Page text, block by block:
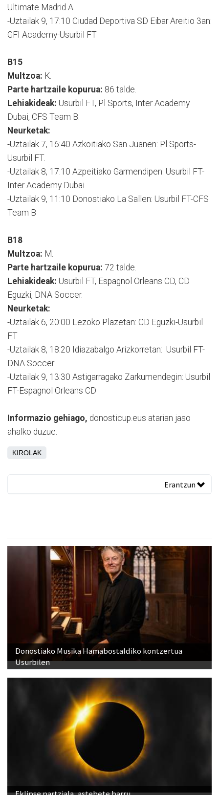
Ultimate Madrid A
-Uztailak 9, 17:10 Ciudad Deportiva SD Eibar Areitio 3an:
GFI Academy-Usurbil FT
B15
Multzoa: K.
Parte hartzaile kopurua: 86 talde.
Lehiakideak: Usurbil FT, Pl Sports, Inter Academy
Dubai, CFS Team B.
Neurketak:
-Uztailak 7, 16:40 Azkoitiako San Juanen: Pl Sports-
Usurbil FT.
-Uztailak 8, 17:10 Azpeitiako Garmendipen: Usurbil FT-
Inter Academy Dubai
-Uztailak 9, 11:10 Donostiako La Sallen: Usurbil FT-CFS
Team B
B18
Multzoa: M.
Parte hartzaile kopurua: 72 talde.
Lehiakideak: Usurbil FT, Espagnol Orleans CD, CD
Eguzki, DNA Soccer.
Neurketak:
-Uztailak 6, 20:00 Lezoko Plazetan: CD Eguzki-Usurbil
FT
-Uztailak 8, 18:20 Idiazabalgo Arizkorretan: Usurbil FT-
DNA Soccer
-Uztailak 9, 13:30 Astigarragako Zarkumendegin: Usurbil
FT-Espagnol Orleans CD
Informazio gehiago, donosticup.eus atarian jaso
ahalko duzue.
KIROLAK
Erantzun
Donostiako Musika Hamabostaldiko kontzertua
Usurbilen